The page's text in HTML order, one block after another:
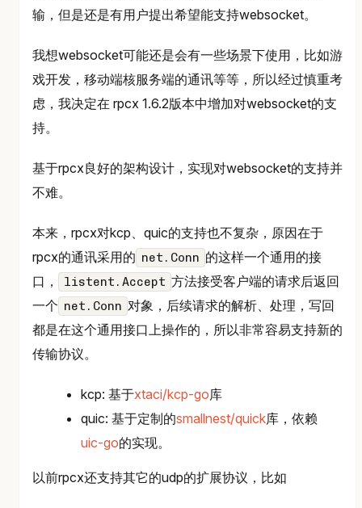
输，但是还是有用户提出希望能支持websocket。
我想websocket可能还是会有一些场景下使用，比如游
戏开发，移动端核服务端的通讯等等，所以经过慎重考
虑，我决定在 rpcx 1.6.2版本中增加对websocket的支
持。
基于rpcx良好的架构设计，实现对websocket的支持并
不难。
本来，rpcx对kcp、quic的支持也不复杂，原因在于
rpcx的通讯采用的 net.Conn 的这样一个通用的接
口，
listent.Accept 方法接受客户端的请求后返回
一个 net.Conn 对象，后续请求的解析、处理，写回
都是在这个通用接口上操作的，所以非常容易支持新的
传输协议。
kcp: 基于xtaci/kcp-go库
quic: 基于定制的smallnest/quick库，依赖
uic-go的实现。
以前rpcx还支持其它的udp的扩展协议，比如